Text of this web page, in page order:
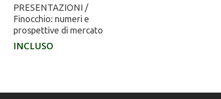
PRESENTAZIONI /
Finocchio: numeri e
prospettive di mercato
INCLUSO